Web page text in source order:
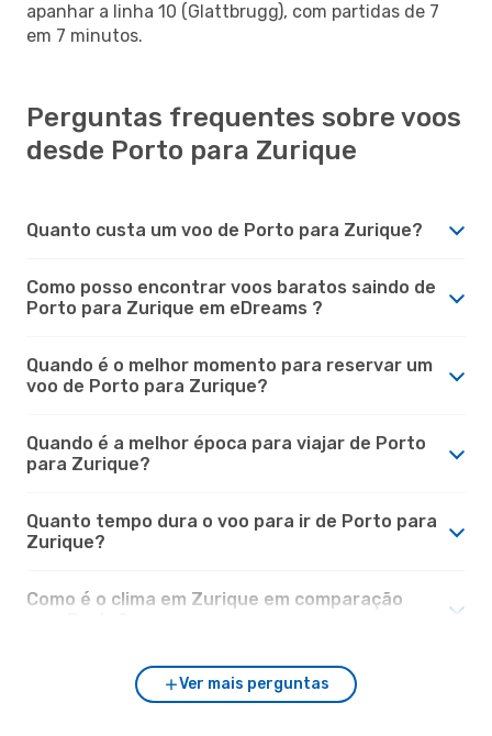
apanhar a linha 10 (Glattbrugg), com partidas de 7
em 7 minutos.
Perguntas frequentes sobre voos
desde Porto para Zurique
Quanto custa um voo de Porto para Zurique?
Como posso encontrar voos baratos saindo de
Porto para Zurique em eDreams ?
Quando é o melhor momento para reservar um
voo de Porto para Zurique?
Quando é a melhor época para viajar de Porto
para Zurique?
Quanto tempo dura o voo para ir de Porto para
Zurique?
Como é o clima em Zurique em comparação
Ver mais perguntas